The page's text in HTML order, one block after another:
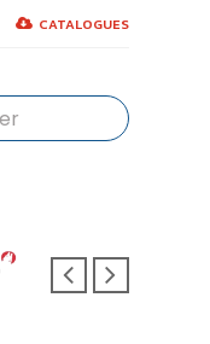
CATALOGUES